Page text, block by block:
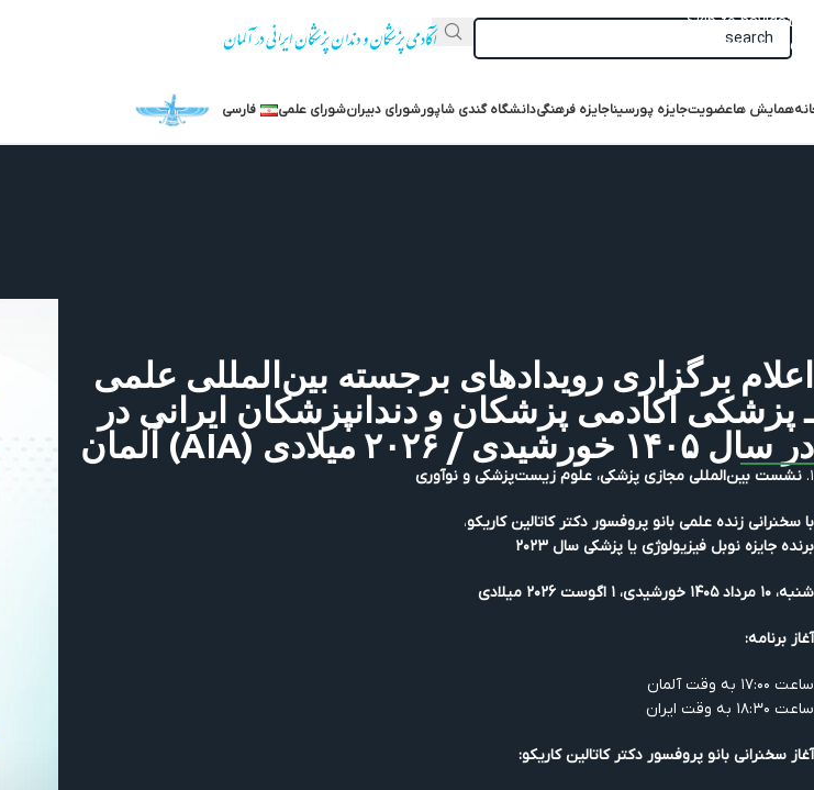
Skip to navigation
Skip to main content
همایش هاعضویتجایزه پورسیناجایزه فرهنگی‌دانشگاه گندی شاپورشورای دبیرانشورای علمی‌ فارسی
اعلام برگزاری رویدادهای برجسته بین‌المللی علمی
ـ پزشکی آکادمی پزشکان و دندانپزشکان ایرانی در
آلمان (AIA) در سال ۱۴۰۵ خورشیدی / ۲۰۲۶
میلادی
۱. نشست بین‌المللی مجازی پزشکی، علوم زیست‌پزشکی و نوآوری
با سخنرانی زنده علمی بانو پروفسور دکتر کاتالین کاریکو،
برنده جایزه نوبل فیزیولوژی یا پزشکی سال ۲۰۲۳
شنبه، ۱۰ مرداد ۱۴۰۵ خورشیدی، ۱ اگوست ۲۰۲۶ میلادی
آغاز برنامه:
ساعت ۱۷:۰۰ به وقت آلمان
ساعت ۱۸:۳۰ به وقت ایران
آغاز سخنرانی بانو پروفسور دکتر کاتالین کاریکو: